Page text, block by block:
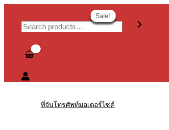
Skip
content
Search
ที่จับโทรศัพท์มอเตอร์ไซค์
Sale!
Sale!
Sale!
Original
was:
฿1,190.00.
Current
price
is:
Sale!
Sale!
Original
was:
฿800.00.
Current
price
is:
฿500.00.
Sale!
Sale!
Original
was:
฿1,900.00.
Current
price
is:
Sale!
Sale!
Original
was:
฿1,580.00.
Current
price
is: